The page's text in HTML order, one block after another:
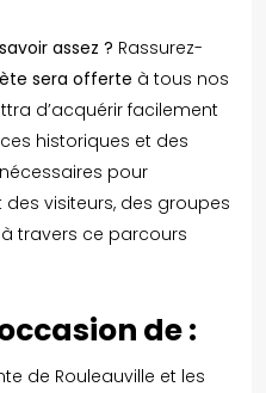
assez ? Rassurez-
sera offerte à tous nos
d’acquérir facilement
historiques et des
pour
visiteurs, des groupes
travers ce parcours
de :
de Rouleauville et les